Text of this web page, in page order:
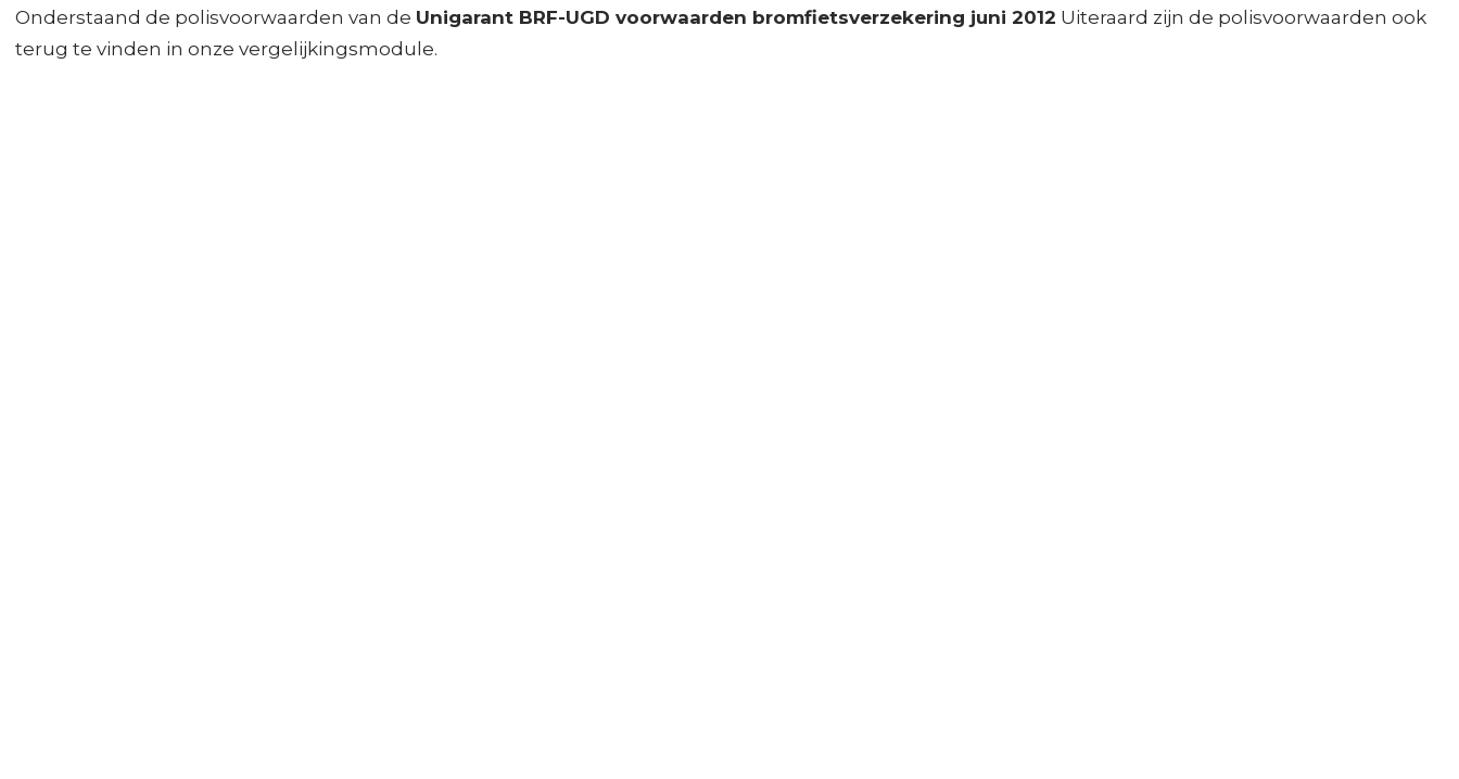
Onderstaand de polisvoorwaarden van de Unigarant BRF-UGD voorwaarden bromfietsverzekering juni 2012 Uiteraard zijn de polisvoorwaarden ook
terug te vinden in onze vergelijkingsmodule.